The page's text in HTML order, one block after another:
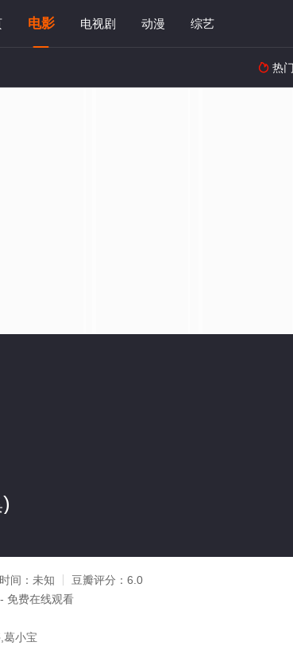
电影 电视剧 动漫 综艺
 热
间： 未知 豆瓣评分： 6.0
- 免费在线观看
葛小宝